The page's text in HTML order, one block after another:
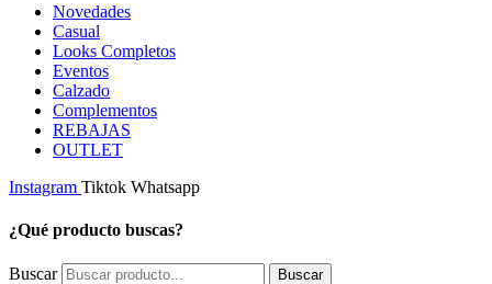
Novedades
Casual
Looks Completos
Eventos
Calzado
Complementos
REBAJAS
OUTLET
Instagram Tiktok Whatsapp
¿Qué producto buscas?
Buscar Buscar